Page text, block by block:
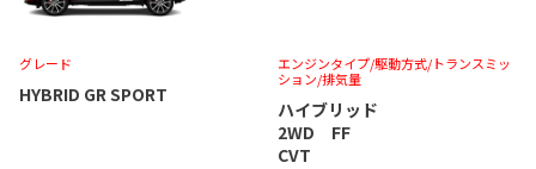
グレード
HYBRID GR SPORT
エンジンタイプ/駆動方式/トランスミッ
ション/排気量
ハイブリッド
2WD FF
CVT